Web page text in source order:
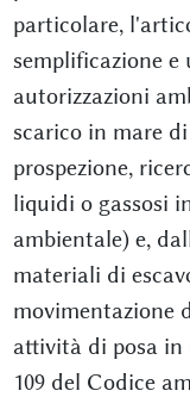
particolare,
semplificazione e
autorizzazioni
scarico in mare
prospezione,
liquidi o gassosi
ambientale) e,
materiali di
movimentazione
attività di posa in
109 del Codice